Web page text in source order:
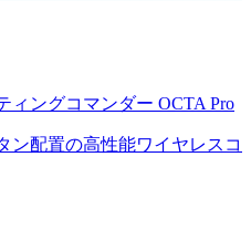
ィングコマンダー OCTA Pro
ン配置の高性能ワイヤレスコ